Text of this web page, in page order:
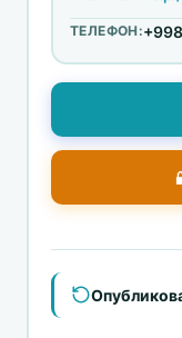
ТЕЛЕФОН: